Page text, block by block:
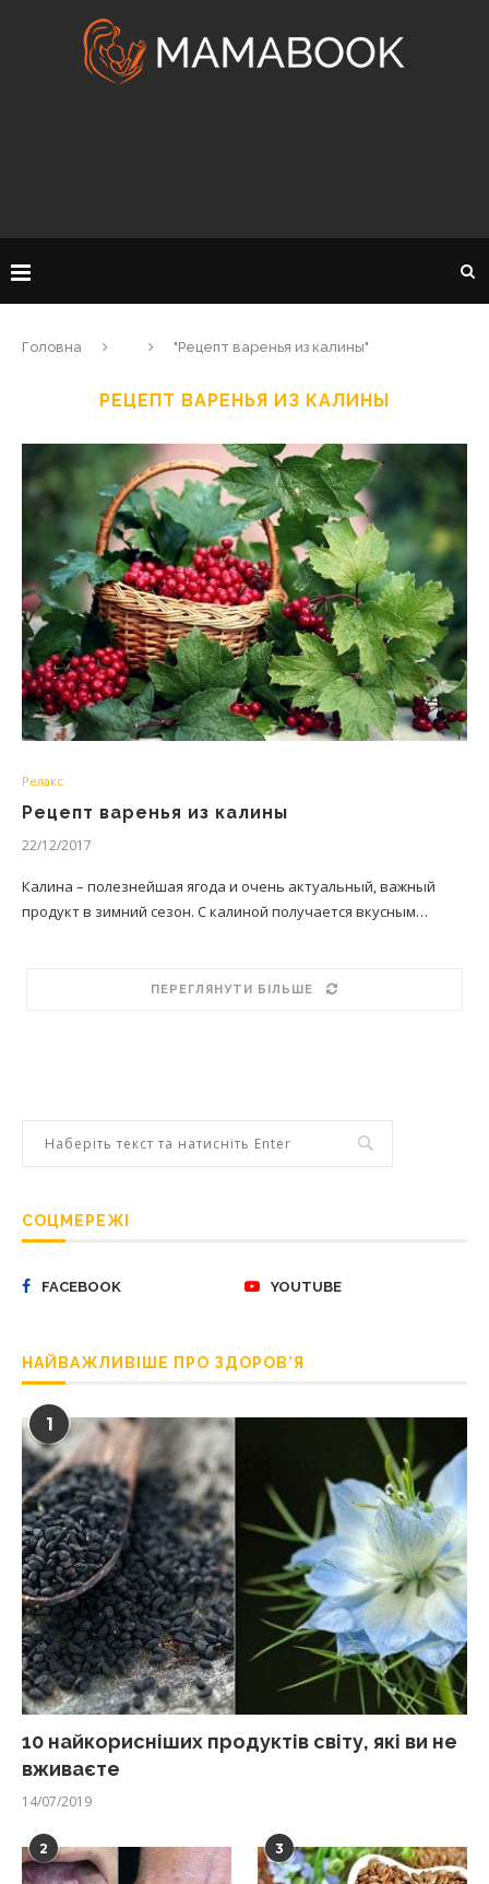
Головна "Рецепт варенья из калины"
РЕЦЕПТ ВАРЕНЬЯ ИЗ КАЛИНЫ
Релакс
Рецепт варенья из калины
22/12/2017
Калина – полезнейшая ягода и очень актуальный, важный
продукт в зимний сезон. С калиной получается вкусным…
ПЕРЕГЛЯНУТИ БІЛЬШЕ
СОЦМЕРЕЖІ
FACEBOOK YOUTUBE
НАЙВАЖЛИВІШЕ ПРО ЗДОРОВ’Я
1
10 найкорисніших продуктів світу, які ви не
вживаєте
14/07/2019
2 3